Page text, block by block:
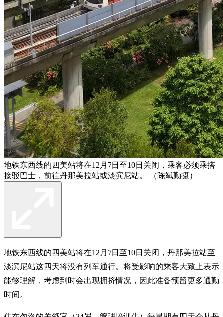
地铁东西线的四美站将在12月7日至10日关闭，乘客必须乘搭
接驳巴士，前往丹那美拉站或淡滨尼站。 （陈斌勤摄）
地铁东西线的四美站将在12月7日至10日关闭，丹那美拉站至
淡滨尼站这四天将没有列车通行。将受影响的乘客大致上表示
能够理解，考虑到时会出现拥挤情况，因此准备预留更多通勤
时间。